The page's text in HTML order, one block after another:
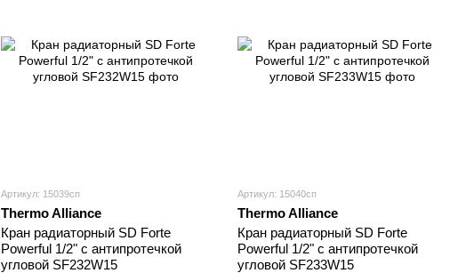
Артикул: 15039сп
Thermo Alliance
Кран радиаторный SD Forte
Powerful 1/2" с антипротечкой
угловой SF232W15
Артикул: 15040сп
Thermo Alliance
Кран радиаторный SD Forte
Powerful 1/2" с антипротечкой
угловой SF233W15